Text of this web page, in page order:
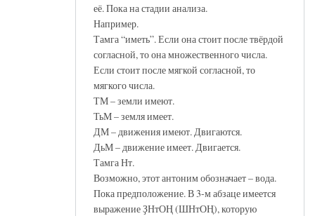
её. Пока на стадии анализа.
Например.
Тамга “иметь”. Если она стоит после твёрдой
согласной, то она множественного числа.
Если стоит после мягкой согласной, то
мягкого числа.
ТМ – земли имеют.
ТьМ – земля имеет.
ДМ – движения имеют. Двигаются.
ДьМ – движение имеет. Двигается.
Тамга Нт.
Возможно, этот антоним обозначает – вода.
Пока предположение. В 3-м абзаце имеется
выражение ҘНтОҢ (ШНтОҢ), которую